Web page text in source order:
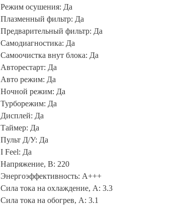
Режим осушения: Да
Плазменный фильтр: Да
Предварительный фильтр: Да
Самодиагностика: Да
Самоочистка внут блока: Да
Авторестарт: Да
Авто режим: Да
Ночной режим: Да
Турборежим: Да
Дисплей: Да
Таймер: Да
Пульт Д/У: Да
I Feel: Да
Напряжение, В: 220
Энергоэффективность: A+++
Сила тока на охлаждение, А: 3.3
Сила тока на обогрев, А: 3.1